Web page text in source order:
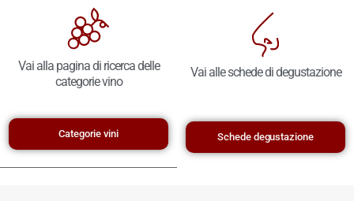
Vai alla pagina di ricerca delle
categorie vino
Categorie vini
Vai alle schede di degustazione
Schede degustazione